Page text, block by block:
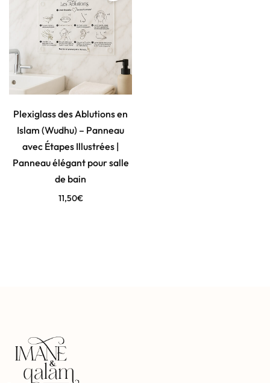
Plexiglass des Ablutions en
Islam (Wudhu) – Panneau
avec Étapes Illustrées |
Panneau élégant pour salle
de bain
11,50€